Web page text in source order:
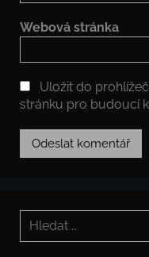
Webová stránka
Uložit do
stránku pro budoucí
Hledat: